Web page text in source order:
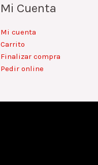
Mi Cuenta
Mi cuenta
Carrito
Finalizar compra
Pedir online